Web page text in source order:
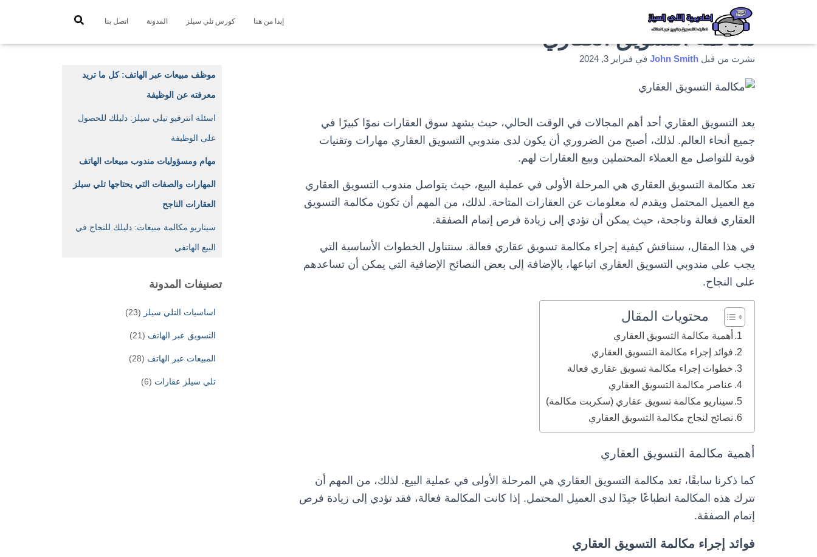
إبدا من هنا كورس تلي سيلز المدونة اتصل بنا
مكالمة التسويق العقاري
نشرت من قبل John Smith في فبراير 3, 2024
يعد التسويق العقاري أحد أهم المجالات في الوقت الحالي، حيث يشهد سوق العقارات نموًا كبيرًا في
جميع أنحاء العالم. لذلك، أصبح من الضروري أن يكون لدى مندوبي التسويق العقاري مهارات وتقنيات
قوية للتواصل مع العملاء المحتملين وبيع العقارات لهم.
تعد مكالمة التسويق العقاري هي المرحلة الأولى في عملية البيع، حيث يتواصل مندوب التسويق العقاري
مع العميل المحتمل ويقدم له معلومات عن العقارات المتاحة. لذلك، من المهم أن تكون مكالمة التسويق
العقاري فعالة وناجحة، حيث يمكن أن تؤدي إلى زيادة فرص إتمام الصفقة.
في هذا المقال، سنناقش كيفية إجراء مكالمة تسويق عقاري فعالة. سنتناول الخطوات الأساسية التي
يجب على مندوبي التسويق العقاري اتباعها، بالإضافة إلى بعض النصائح الإضافية التي يمكن أن تساعدهم
على النجاح.
محتويات المقال
أهمية مكالمة التسويق العقاري
فوائد إجراء مكالمة التسويق العقاري
خطوات إجراء مكالمة تسويق عقاري فعالة
عناصر مكالمة التسويق العقاري
سيناريو مكالمة تسويق عقاري (سكربت مكالمة)
نصائح لنجاح مكالمة التسويق العقاري
أهمية مكالمة التسويق العقاري
كما ذكرنا سابقًا، تعد مكالمة التسويق العقاري هي المرحلة الأولى في عملية البيع. لذلك، من المهم أن
تترك هذه المكالمة انطباعًا جيدًا لدى العميل المحتمل. إذا كانت المكالمة فعالة، فقد تؤدي إلى زيادة فرص
إتمام الصفقة.
فوائد إجراء مكالمة التسويق العقاري
موظف مبيعات عبر الهاتف: كل ما تريد
معرفته عن الوظيفة
اسئلة انترفيو تيلي سيلز: دليلك للحصول
على الوظيفة
مهام ومسؤوليات مندوب مبيعات الهاتف
المهارات والصفات التي يحتاجها تلي سيلز
العقارات الناجح
سيناريو مكالمة مبيعات: دليلك للنجاح في
البيع الهاتفي
تصنيفات المدونة
اساسيات التلي سيلز (23)
التسويق عبر الهاتف (21)
المبيعات عبر الهاتف (28)
تلي سيلز عقارات (6)